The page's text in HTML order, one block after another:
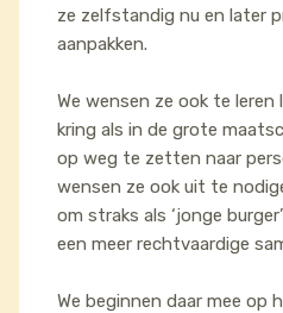
ze zelfstandig nu en later
aanpakken.
We wensen ze ook te leren
kring als in de grote
op weg te zetten naar
wensen ze ook uit te
om straks als ‘jonge
een meer rechtvaardige
We beginnen daar mee op